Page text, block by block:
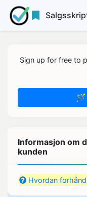
Sign up for free to
Informasjon om
kunden
Hvordan